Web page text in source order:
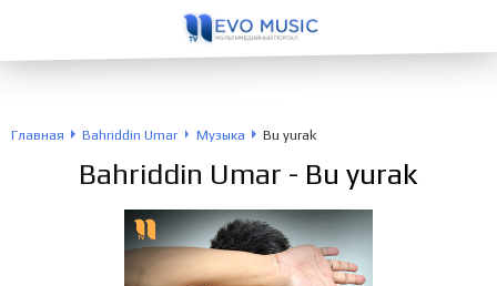
Главная Bahriddin Umar Музыка Bu yurak
Bahriddin Umar - Bu yurak